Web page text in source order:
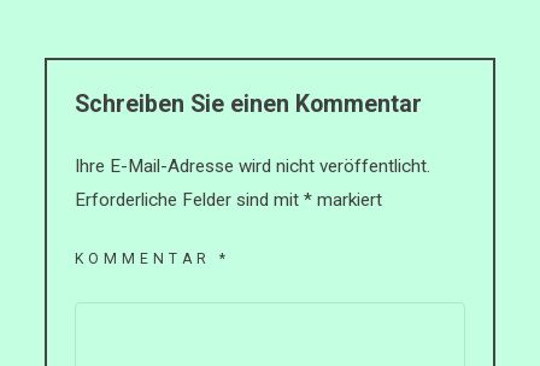
Schreiben Sie einen Kommentar
Ihre E-Mail-Adresse wird nicht veröffentlicht.
Erforderliche Felder sind mit* markiert
KOMMENTAR*